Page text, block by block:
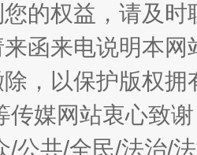
责幌子
的权益，请及
函来电说明本
，以保护版权
传媒网站衷心致
/公共/全民/法治/